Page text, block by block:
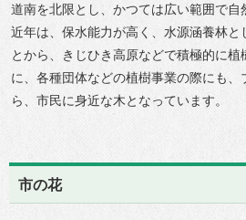
道南を北限とし、かつては広い範囲で自
近年は、保水能力が高く、水源涵養林と
とから、きじひき高原などで積極的に植
に、各種団体などの植樹事業の際にも
ら、市民に身近な木となっています。
市の花